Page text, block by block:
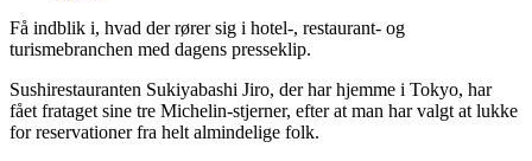
Få indblik i, hvad der rører sig i hotel-, restaurant- og
turismebranchen med dagens presseklip.
Sushirestauranten Sukiyabashi Jiro, der har hjemme i Tokyo, har
fået frataget sine tre Michelin-stjerner, efter at man har valgt at lukke
for reservationer fra helt almindelige folk.